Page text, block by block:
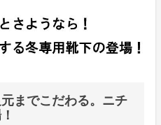
までこだわる。ニチ